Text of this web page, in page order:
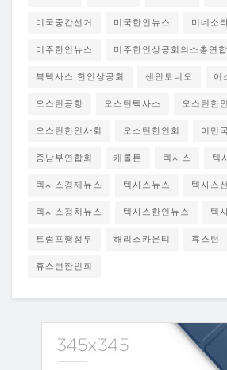
미국중간선거 미국한인뉴스 미네소
미주한인뉴스 미주한인상공회의소총연
북텍사스 한인상공회 샌안토니오 어
오스틴공항 오스틴텍사스 오스틴한
오스틴한인사회 오스틴한인회 이민국
중남부연합회 캐롤튼 텍사스 텍
텍사스경제뉴스 텍사스뉴스 텍사스
텍사스정치뉴스 텍사스한인뉴스 텍
트럼프행정부 해리스카운티 휴스턴
휴스턴한인회